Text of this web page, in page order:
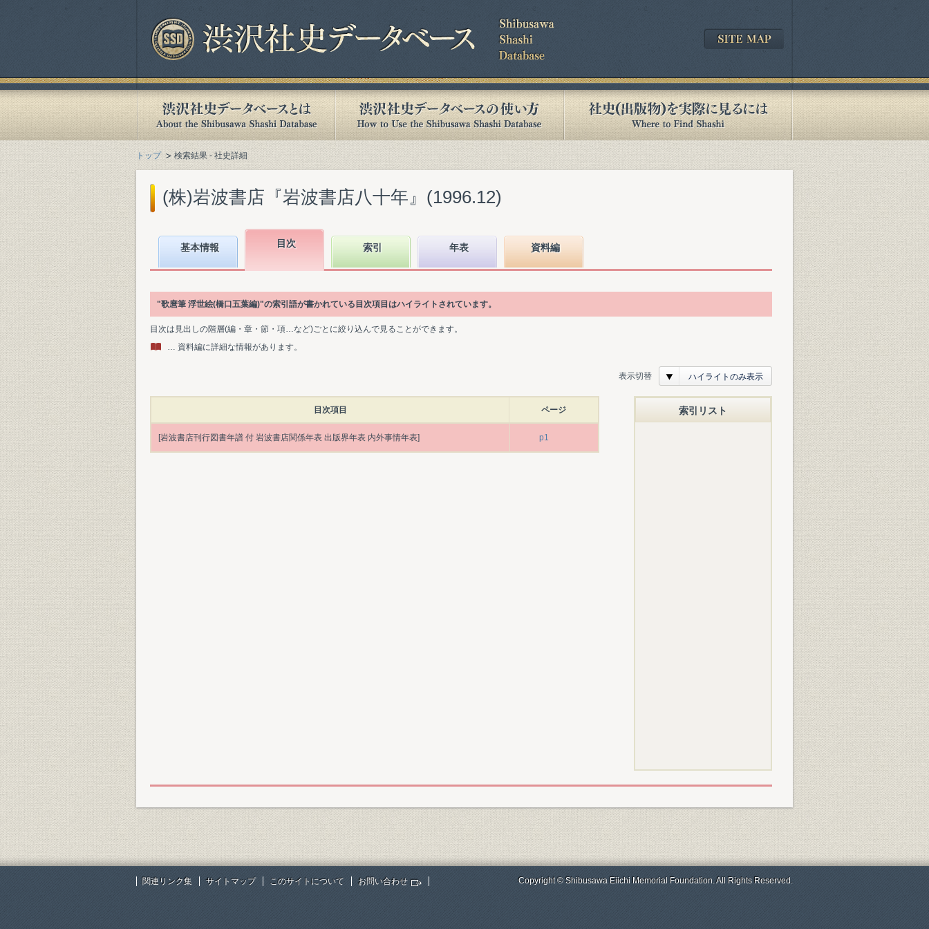
トップ 検索結果 - 社史詳細
(株)岩波書店『岩波書店八十年』(1996.12)
基本情報 目次 索引 年表 資料編
"歌麿筆 浮世絵(橋口五葉編)"の索引語が書かれている目次項目はハイライトされています。
目次は見出しの階層(編・章・節・項…など)ごとに絞り込んで見ることができます。
… 資料編に詳細な情報があります。
表示切替 ハイライトのみ表示
目次項目 ページ
[岩波書店刊行図書年譜 付 岩波書店関係年表 出版界年表 内外事情年表] p1
索引リスト
関連リンク集 サイトマップ このサイトについて お問い合わせ Copyright © Shibusawa Eiichi Memorial Foundation. All Rights Reserved.